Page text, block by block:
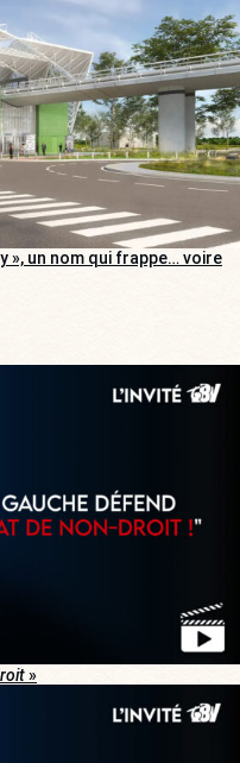
», un nom qui frappe… voire
»